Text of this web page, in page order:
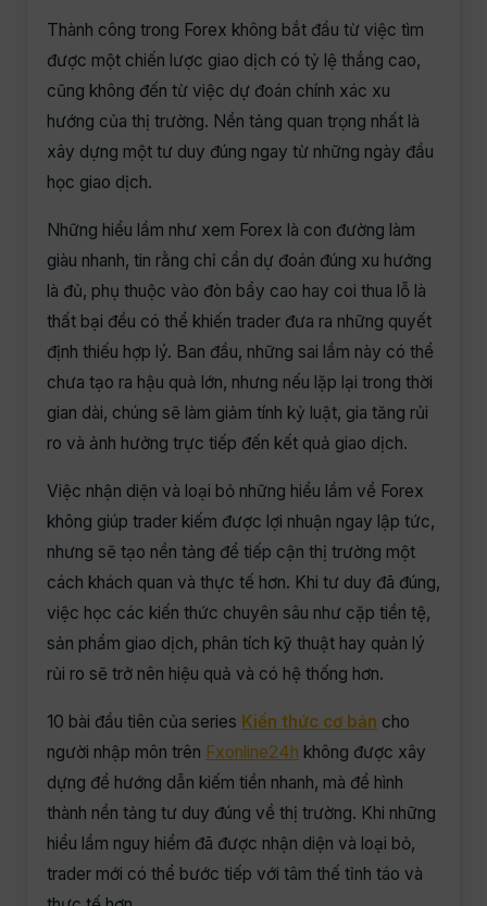
Thành công trong Forex không bắt đầu từ việc tìm
được một chiến lược giao dịch có tỷ lệ thắng cao,
cũng không đến từ việc dự đoán chính xác xu
hướng của thị trường. Nền tảng quan trọng nhất là
xây dựng một tư duy đúng ngay từ những ngày đầu
học giao dịch.
Những hiểu lầm như xem Forex là con đường làm
giàu nhanh, tin rằng chỉ cần dự đoán đúng xu hướng
là đủ, phụ thuộc vào đòn bẩy cao hay coi thua lỗ là
thất bại đều có thể khiến trader đưa ra những quyết
định thiếu hợp lý. Ban đầu, những sai lầm này có thể
chưa tạo ra hậu quả lớn, nhưng nếu lặp lại trong thời
gian dài, chúng sẽ làm giảm tính kỷ luật, gia tăng rủi
ro và ảnh hưởng trực tiếp đến kết quả giao dịch.
Việc nhận diện và loại bỏ những hiểu lầm về Forex
không giúp trader kiếm được lợi nhuận ngay lập tức,
nhưng sẽ tạo nền tảng để tiếp cận thị trường một
cách khách quan và thực tế hơn. Khi tư duy đã đúng,
việc học các kiến thức chuyên sâu như cặp tiền tệ,
sản phẩm giao dịch, phân tích kỹ thuật hay quản lý
rủi ro sẽ trở nên hiệu quả và có hệ thống hơn.
10 bài đầu tiên của series Kiến thức cơ bản cho
người nhập môn trên Fxonline24h không được xây
dựng để hướng dẫn kiếm tiền nhanh, mà để hình
thành nền tảng tư duy đúng về thị trường. Khi những
hiểu lầm nguy hiểm đã được nhận diện và loại bỏ,
trader mới có thể bước tiếp với tâm thế tỉnh táo và